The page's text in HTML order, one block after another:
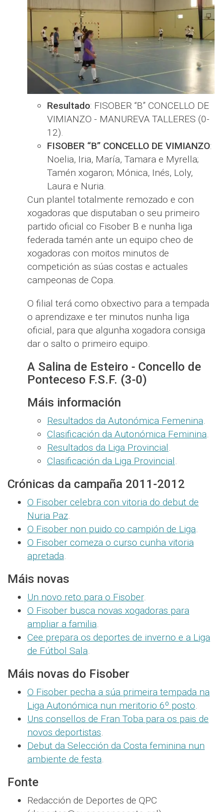
Resultado: FISOBER “B” CONCELLO DE
VIMIANZO - MANUREVA TALLERES (0-
12).
FISOBER “B” CONCELLO DE VIMIANZO:
Noelia, Iria, María, Tamara e Myrella;
Tamén xogaron; Mónica, Inés, Loly,
Laura e Nuria.
Cun plantel totalmente remozado e con
xogadoras que disputaban o seu primeiro
partido oficial co Fisober B e nunha liga
federada tamén ante un equipo cheo de
xogadoras con moitos minutos de
competición as súas costas e actuales
campeonas de Copa.
O filial terá como obxectivo para a tempada
o aprendizaxe e ter minutos nunha liga
oficial, para que algunha xogadora consiga
dar o salto o primeiro equipo.
A Salina de Esteiro - Concello de
Ponteceso F.S.F. (3-0)
Máis información
Resultados da Autonómica Femenina.
Clasificación da Autonómica Feminina.
Resultados da Liga Provincial.
Clasificación da Liga Provincial.
Crónicas da campaña 2011-2012
O Fisober celebra con vitoria do debut de
Nuria Paz.
O Fisober non puido co campión de Liga.
O Fisober comeza o curso cunha vitoria
apretada.
Máis novas
Un novo reto para o Fisober.
O Fisober busca novas xogadoras para
ampliar a familia.
Cee prepara os deportes de inverno e a Liga
de Fútbol Sala.
Máis novas do Fisober
O Fisober pecha a súa primeira tempada na
Liga Autonómica nun meritorio 6º posto.
Uns consellos de Fran Toba para os pais de
novos deportistas.
Debut da Selección da Costa feminina nun
ambiente de festa.
Fonte
Redacción de Deportes de QPC